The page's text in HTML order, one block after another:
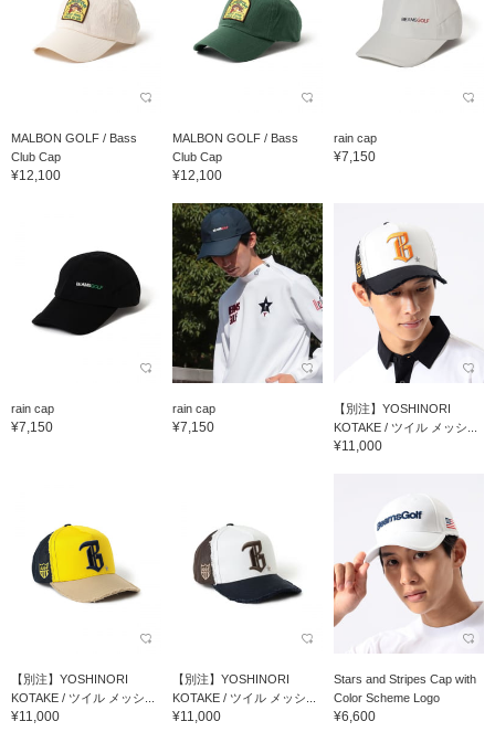
MALBON GOLF / Bass
Club Cap
¥12,100
MALBON GOLF / Bass
Club Cap
¥12,100
rain cap
¥7,150
rain cap
¥7,150
rain cap
¥7,150
【別注】YOSHINORI
KOTAKE / ツイル メッシ...
¥11,000
【別注】YOSHINORI
KOTAKE / ツイル メッシ...
¥11,000
【別注】YOSHINORI
KOTAKE / ツイル メッシ...
¥11,000
Stars and Stripes Cap with
Color Scheme Logo
¥6,600